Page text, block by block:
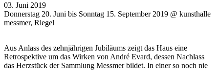
03. Juni 2019
Donnerstag 20. Juni bis Sonntag 15. September 2019 @ kunsthalle
messmer, Riegel
Aus Anlass des zehnjährigen Jubiläums zeigt das Haus eine
Retrospektive um das Wirken von André Evard, dessen Nachlass
das Herzstück der Sammlung Messmer bildet. In einer so noch nie